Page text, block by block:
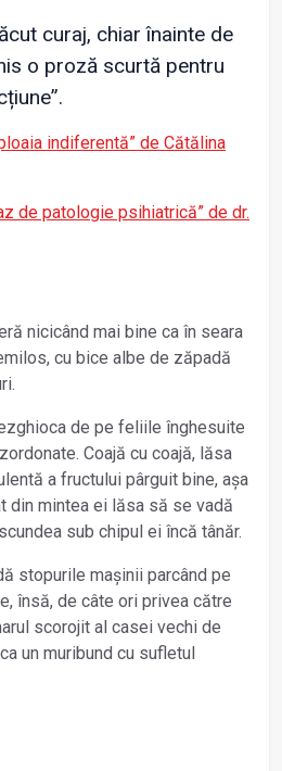
curaj, chiar înainte de
o proză scurtă pentru
indiferentă” de Cătălina
de patologie psihiatrică” de dr.
nicicând mai bine ca în seara
cu bice albe de zăpadă
de pe feliile înghesuite
Coajă cu coajă, lăsa
a fructului pârguit bine, așa
din mintea ei lăsa să se vadă
sub chipul ei încă tânăr.
stopurile mașinii parcând pe
însă, de câte ori privea către
scorojit al casei vechi de
un muribund cu sufletul